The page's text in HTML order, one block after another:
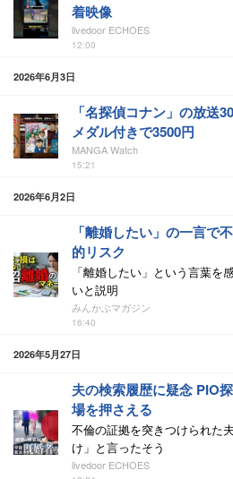
着映像
livedoor ECHOES
12:00
2026年6月3日
「名探偵コナン」の放送
メダル付きで3500円
MANGA Watch
15:21
2026年6月2日
「離婚したい」の一言で
的リスク
「離婚したい」という言葉を
いと説明
みんかぶマガジン
16:40
2026年5月27日
夫の検索履歴に疑念 PIO
場を押さえる
不倫の証拠を突きつけられた
け」と言ったそう
livedoor ECHOES